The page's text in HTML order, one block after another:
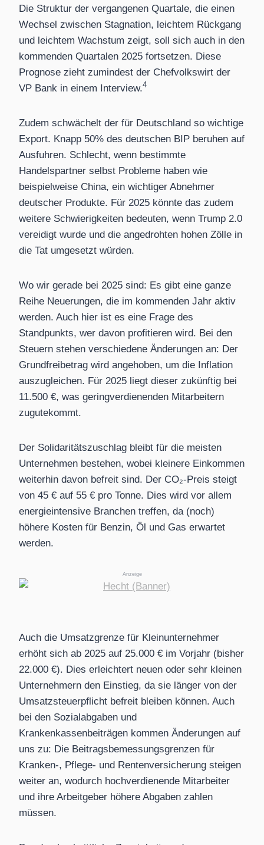
Die Struktur der vergangenen Quartale, die einen
Wechsel zwischen Stagnation, leichtem Rückgang
und leichtem Wachstum zeigt, soll sich auch in den
kommenden Quartalen 2025 fortsetzen. Diese
Prognose zieht zumindest der Chefvolkswirt der
VP Bank in einem Interview.4
Zudem schwächelt der für Deutschland so wichtige
Export. Knapp 50% des deutschen BIP beruhen auf
Ausfuhren. Schlecht, wenn bestimmte
Handelspartner selbst Probleme haben wie
beispielweise China, ein wichtiger Abnehmer
deutscher Produkte. Für 2025 könnte das zudem
weitere Schwierigkeiten bedeuten, wenn Trump 2.0
vereidigt wurde und die angedrohten hohen Zölle in
die Tat umgesetzt würden.
Wo wir gerade bei 2025 sind: Es gibt eine ganze
Reihe Neuerungen, die im kommenden Jahr aktiv
werden. Auch hier ist es eine Frage des
Standpunkts, wer davon profitieren wird. Bei den
Steuern stehen verschiedene Änderungen an: Der
Grundfreibetrag wird angehoben, um die Inflation
auszugleichen. Für 2025 liegt dieser zukünftig bei
11.500 €, was geringverdienenden Mitarbeitern
zugutekommt.
Der Solidaritätszuschlag bleibt für die meisten
Unternehmen bestehen, wobei kleinere Einkommen
weiterhin davon befreit sind. Der CO₂-Preis steigt
von 45 € auf 55 € pro Tonne. Dies wird vor allem
energieintensive Branchen treffen, da (noch)
höhere Kosten für Benzin, Öl und Gas erwartet
werden.
Anzeige
Auch die Umsatzgrenze für Kleinunternehmer
erhöht sich ab 2025 auf 25.000 € im Vorjahr (bisher
22.000 €). Dies erleichtert neuen oder sehr kleinen
Unternehmern den Einstieg, da sie länger von der
Umsatzsteuerpflicht befreit bleiben können. Auch
bei den Sozialabgaben und
Krankenkassenbeiträgen kommen Änderungen auf
uns zu: Die Beitragsbemessungsgrenzen für
Kranken-, Pflege- und Rentenversicherung steigen
weiter an, wodurch hochverdienende Mitarbeiter
und ihre Arbeitgeber höhere Abgaben zahlen
müssen.